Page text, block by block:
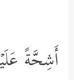
أَشِحَّةً